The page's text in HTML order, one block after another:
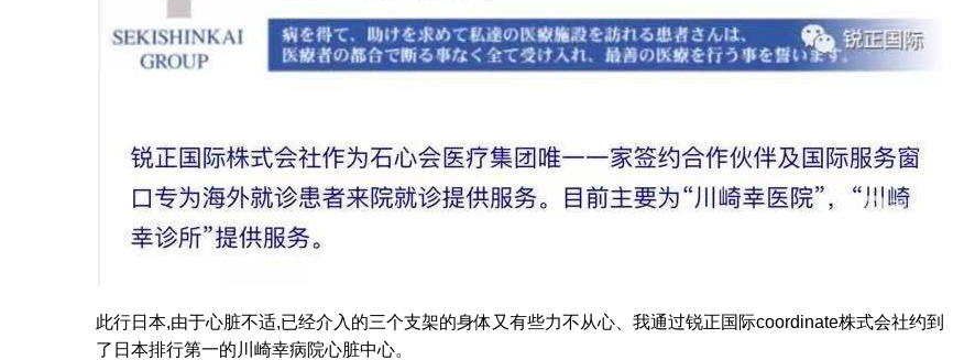
此行日本,由于心脏不适,已经介入的三个支架的身体又有些力不从心、我通过锐正国际coordinate株式会社约到
了日本排行第一的川崎幸病院心脏中心。